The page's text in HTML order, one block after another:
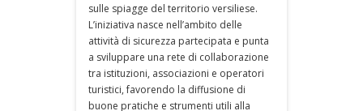
sulle spiagge del territorio versiliese.
L’iniziativa nasce nell’ambito delle
attività di sicurezza partecipata e punta
a sviluppare una rete di collaborazione
tra istituzioni, associazioni e operatori
turistici, favorendo la diffusione di
buone pratiche e strumenti utili alla